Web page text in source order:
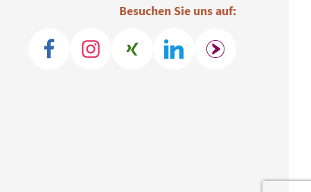
Besuchen Sie uns auf: